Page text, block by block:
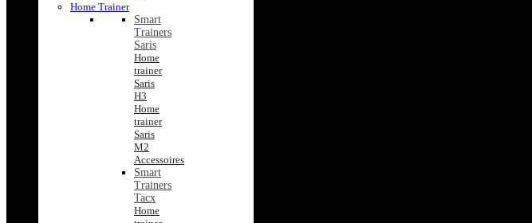
Home Trainer
Smart
Trainers
Saris
Home
trainer
Saris
H3
Home
trainer
Saris
M2
Accessoires
Smart
Trainers
Tacx
Home